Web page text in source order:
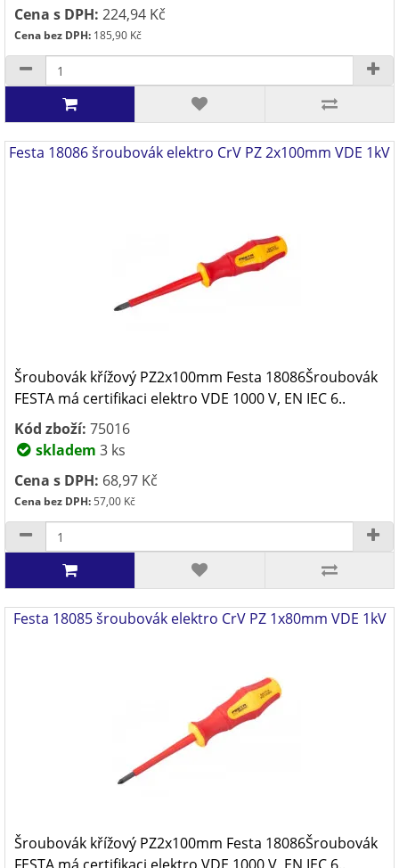
Cena s DPH: 224,94 Kč
Cena bez DPH: 185,90 Kč
Festa 18086 šroubovák elektro CrV PZ 2x100mm VDE 1kV
Šroubovák křížový PZ2x100mm Festa 18086Šroubovák
FESTA má certifikaci elektro VDE 1000 V, EN IEC 6..
Kód zboží: 75016
skladem 3 ks
Cena s DPH: 68,97 Kč
Cena bez DPH:57,00 Kč
Festa 18085 šroubovák elektro CrV PZ 1x80mm VDE 1kV
Šroubovák křížový PZ2x100mm Festa 18086Šroubovák